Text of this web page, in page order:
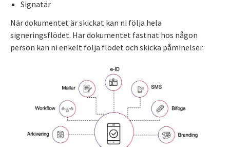
Signatär
När dokumentet är skickat kan ni följa hela
signeringsflödet. Har dokumentet fastnat hos någon
person kan ni enkelt följa flödet och skicka påminelser.